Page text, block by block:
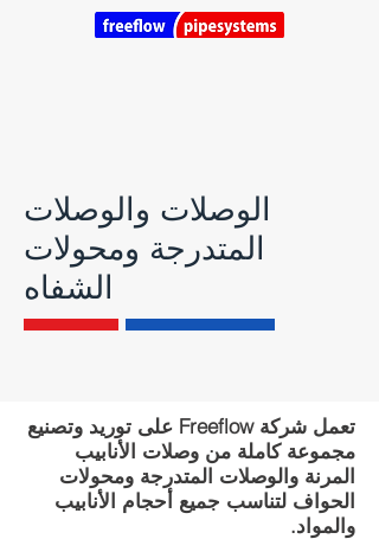
الوصلات والوصلات
المتدرجة ومحولات
الشفاه
تعمل شركة Freeflow على توريد وتصنيع
مجموعة كاملة من وصلات الأنابيب
المرنة والوصلات المتدرجة ومحولات
الحواف لتناسب جميع أحجام الأنابيب
والمواد.